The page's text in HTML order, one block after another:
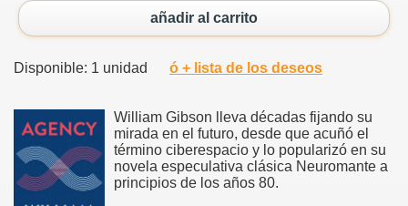
añadir al carrito
Disponible: 1 unidad ó + lista de los deseos
William Gibson lleva décadas fijando su
mirada en el futuro, desde que acuñó el
término ciberespacio y lo popularizó en su
novela especulativa clásica Neuromante a
principios de los años 80.